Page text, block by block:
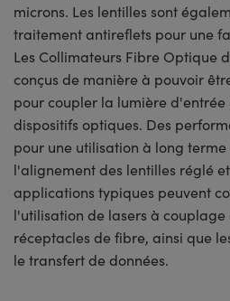
microns. Les lentilles sont
traitement antireflets pour une
Les Collimateurs Fibre Optique
conçus de manière à pouvoir
pour coupler la lumière d'entrée
dispositifs optiques. Des
pour une utilisation à long
l'alignement des lentilles réglé
applications typiques peuvent
l'utilisation de lasers à
réceptacles de fibre, ainsi que
le transfert de données.